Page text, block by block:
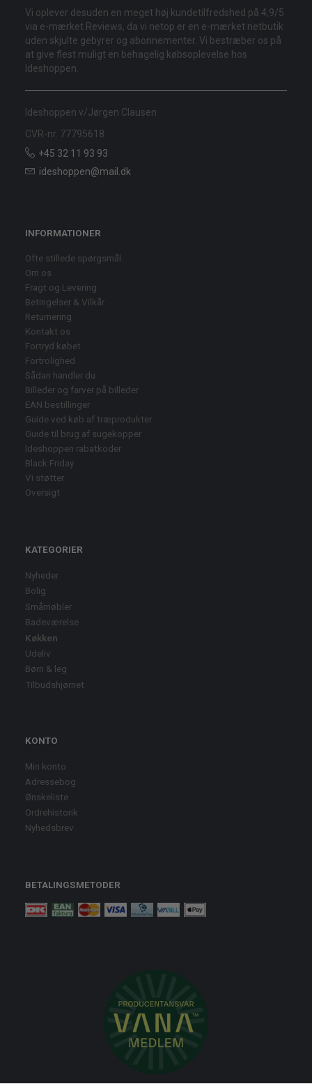
Vi oplever desuden en meget høj kundetilfredshed på 4,9/5
via e-mærket Reviews, da vi netop er en e-mærket netbutik
uden skjulte gebyrer og abonnementer. Vi bestræber os på
at give flest muligt en behagelig købsoplevelse hos
Ideshoppen.
Ideshoppen v/Jørgen Clausen
CVR-nr. 77795618
+45 32 11 93 93
ideshoppen@mail.dk
INFORMATIONER
Ofte stillede spørgsmål
Om os
Fragt og Levering
Betingelser & Vilkår
Returnering
Kontakt os
Fortryd købet
Fortrolighed
Sådan handler du
Billeder og farver på billeder
EAN bestillinger
Guide ved køb af træprodukter
Guide til brug af sugekopper
Ideshoppen rabatkoder
Black Friday
Vi støtter
Oversigt
KATEGORIER
Nyheder
Bolig
Småmøbler
Badeværelse
Køkken
Udeliv
Børn & leg
Tilbudshjørnet
KONTO
Min konto
Adressebog
Ønskeliste
Ordrehistorik
Nyhedsbrev
BETALINGSMETODER